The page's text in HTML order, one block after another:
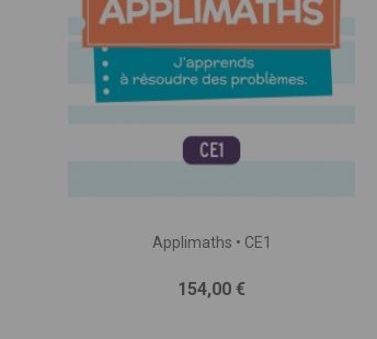
Applimaths • CE1
Prix
154,00 €